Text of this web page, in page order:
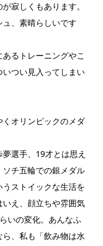
寂しくもあります。
、素晴らしいです
るトレーニングやこ
つい見入ってしまい
オリンピックのメダ
選手、19才とは思え
チ五輪での銀メダル
ストイックな生活を
え、顔立ちや雰囲気
いの変化。あんなふ
、私も「飲み物は水